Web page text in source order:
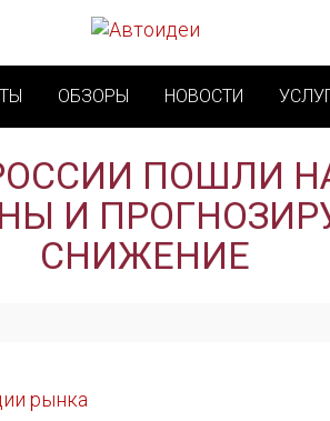
ОБЗОРЫ НОВОСТИ
ПОШЛИ
И
СНИЖЕНИЕ
рынка